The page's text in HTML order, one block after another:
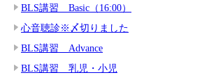
BLS講習 Basic（16:00）
心音聴診※〆切りました
BLS講習 Advance
BLS講習 乳児・小児